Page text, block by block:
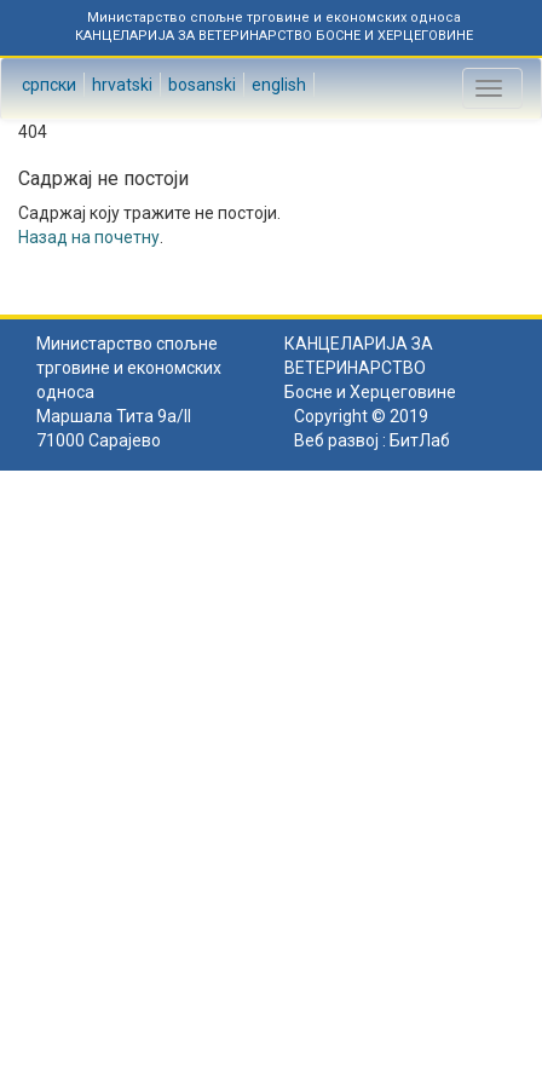
Министарство спољне трговине и економских односа
КАНЦЕЛАРИЈА ЗА ВЕТЕРИНАРСТВО БОСНЕ И ХЕРЦЕГОВИНЕ
српски hrvatski bosanski english
Toggle
404
Садржај не постоји
Садржај коју тражите не постоји.
Назад на почетну
Министарство спољне
трговине и економских
односа
КАНЦЕЛАРИЈА ЗА
ВЕТЕРИНАРСТВО
Босне и Херцеговине
Маршала Тита 9а/II
71000 Сарајево
Copyright © 2019
Веб развој : БитЛаб